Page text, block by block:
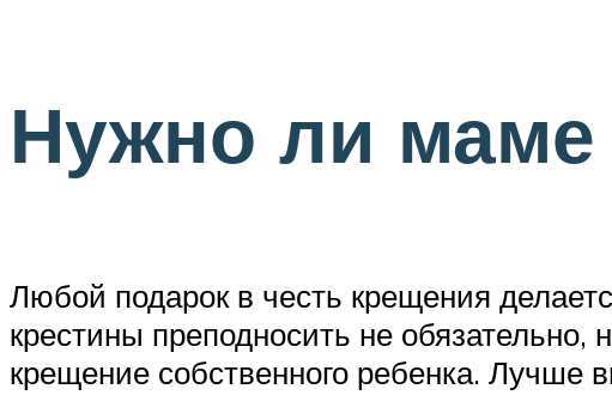
Нужно ли маме
Любой подарок в честь крещения
крестины преподносить не
крещение собственного ребенка. Лучше